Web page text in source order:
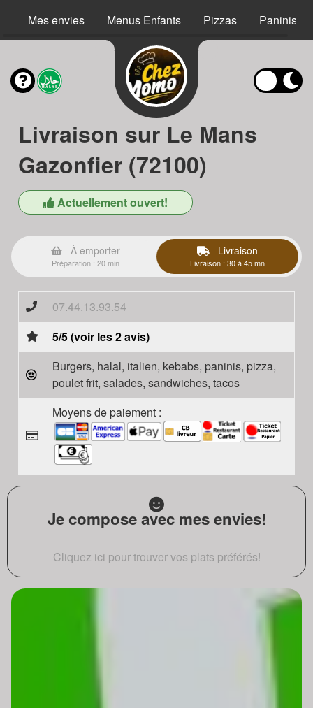
Mes envies Menus Enfants Pizzas Paninis
Livraison sur Le Mans
Gazonfier (72100)
Actuellement ouvert!
À emporter
Préparation : 20 min
Livraison
Livraison : 30 à 45 mn
07.44.13.93.54
5/5 (voir les 2 avis)
Burgers, halal, italien, kebabs, paninis, pizza,
poulet frit, salades, sandwiches, tacos
Moyens de paiement :
Je compose avec mes envies!
Cliquez ici pour trouver vos plats préférés!